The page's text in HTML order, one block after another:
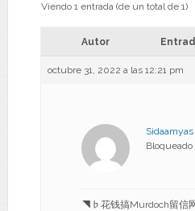
Viendo 1 entrada (de un total de 1)
Autor
octubre 31, 2022 a las 12:21 pm
Sidaamyas
Bloqueado
◥♭花钱搞Murdoch留信